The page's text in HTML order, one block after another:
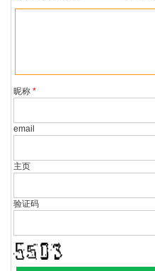
台）”的作品，均转载自其它
昵称*
email
主页
验证码